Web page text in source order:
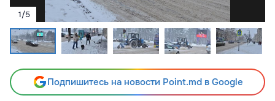
1/5
Подпишитесь на новости Point.md в Google